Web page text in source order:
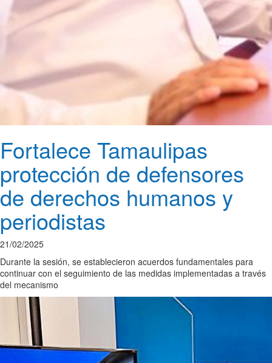
Fortalece Tamaulipas
protección de defensores
de derechos humanos y
periodistas
21/02/2025
Durante la sesión, se establecieron acuerdos fundamentales para
continuar con el seguimiento de las medidas implementadas a través
del mecanismo